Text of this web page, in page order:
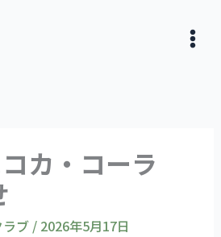
カ・コーラ
ブ / 2026年5月17日